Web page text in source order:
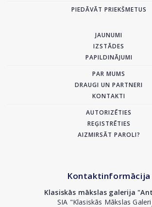
PIEDĀVĀT PRIEKŠMETUS
JAUNUMI
IZSTĀDES
PAPILDINĀJUMI
PAR MUMS
DRAUGI UN PARTNERI
KONTAKTI
AUTORIZĒTIES
REĢISTRĒTIES
AIZMIRSĀT PAROLI?
Kontaktinformācija
Klasiskās mākslas galerija
SIA "Klasiskās Mākslas